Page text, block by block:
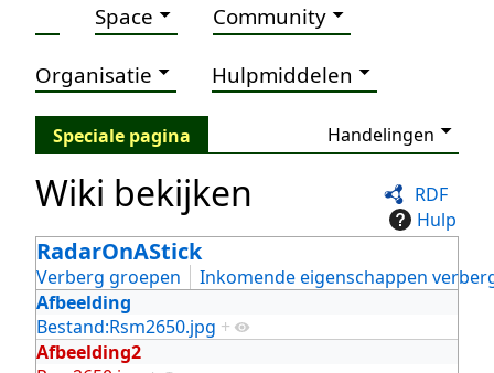
Space Community
Organisatie Hulpmiddelen
Speciale pagina Handelingen
RDF
Hulp
Wiki bekijken
RadarOnAStick
Verberg groepen
Inkomende eigenschappen
Afbeelding
Bestand:Rsm2650.jpg +
Afbeelding2